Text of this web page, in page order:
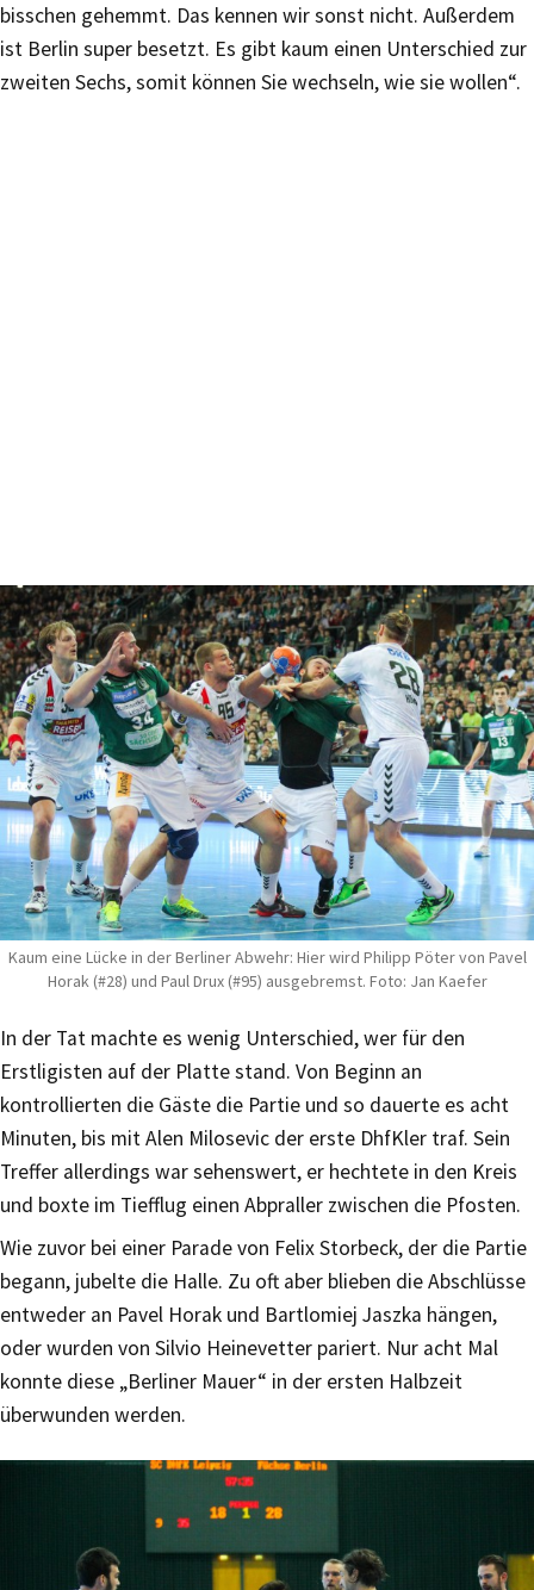
bisschen gehemmt. Das kennen wir sonst nicht. Außerdem
ist Berlin super besetzt. Es gibt kaum einen Unterschied zur
zweiten Sechs, somit können Sie wechseln, wie sie wollen“.
Kaum eine Lücke in der Berliner Abwehr: Hier wird Philipp Pöter von Pavel
Horak (#28) und Paul Drux (#95) ausgebremst. Foto: Jan Kaefer
In der Tat machte es wenig Unterschied, wer für den
Erstligisten auf der Platte stand. Von Beginn an
kontrollierten die Gäste die Partie und so dauerte es acht
Minuten, bis mit Alen Milosevic der erste DhfKler traf. Sein
Treffer allerdings war sehenswert, er hechtete in den Kreis
und boxte im Tiefflug einen Abpraller zwischen die Pfosten.
Wie zuvor bei einer Parade von Felix Storbeck, der die Partie
begann, jubelte die Halle. Zu oft aber blieben die Abschlüsse
entweder an Pavel Horak und Bartlomiej Jaszka hängen,
oder wurden von Silvio Heinevetter pariert. Nur acht Mal
konnte diese „Berliner Mauer“ in der ersten Halbzeit
überwunden werden.